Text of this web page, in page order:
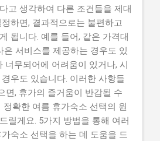
략 이 사업, 정말 받을 수 있을까?
업지원사업이 뭔지 로봇기반 공
은 로봇기반 기술을 활용하여 창
소상공인들에게 지원을 제공해주
지원금을 받으면 창업 초기에 필요
어 창업에 큰...
고 생각하여 다른 조건들을 제대
하면, 결과적으로는 불편하고
됩니다. 예를 들어, 같은 가격대
은 서비스를 제공하는 경우도 있
너무되어에 어려움이 있거나, 시
우도 있습니다. 이러한 사항들
면, 휴가의 즐거움이 반감될 수
정확한 여름 휴가숙소 선택의 원
릴게요. 5가지 방법을 통해 여러
숙소 선택을 하는 데 도움을 드